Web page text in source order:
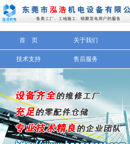
首 页 关于我们
技术支持 售后服务
信息搜索